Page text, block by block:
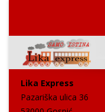
Lika Express
Pazariška ulica 36